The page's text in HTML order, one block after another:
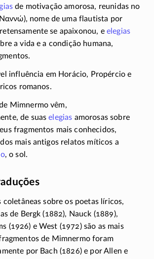
de motivação amorosa, reunidas no
Ναννώ), nome de uma flautista por
se apaixonou, e elegias
a vida e a condição humana,
influência em Horácio, Propércio e
romanos.
Mimnermo vêm,
de suaselegias amorosas sobre
fragmentos mais conhecidos,
mais antigos relatos míticos a
, o sol.
coletâneas sobre os poetas líricos,
de Bergk (1882), Nauck (1889),
(1926) e West (1972) são as mais
de Mimnermo foram
por Bach (1826) e por Allen e